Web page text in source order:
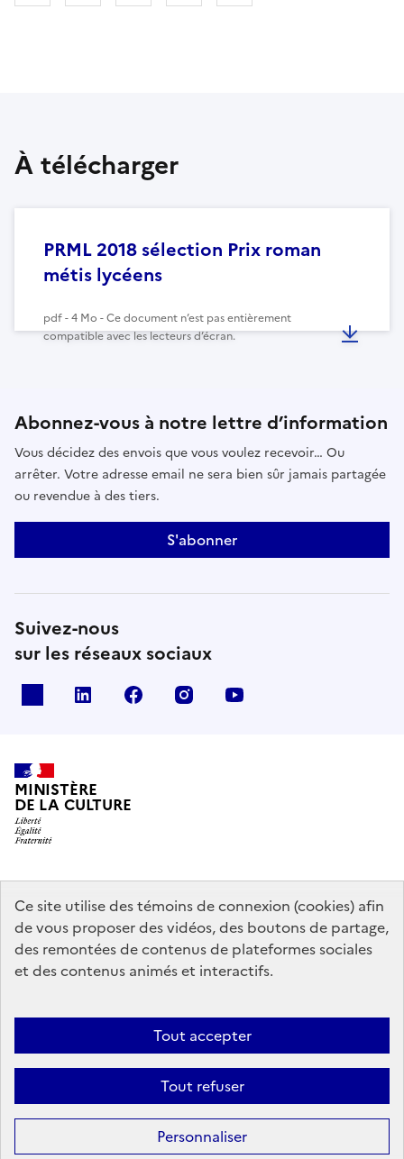
Ce site utilise des témoins de connexion (cookies) afin
de vous proposer des vidéos, des boutons de partage,
des remontées de contenus de plateformes sociales
et des contenus animés et interactifs.
Tout accepter
Tout refuser
Personnaliser
À télécharger
PRML 2018 sélection Prix roman
métis lycéens
pdf - 4 Mo - Ce document n’est pas entièrement
compatible avec les lecteurs d’écran.
Abonnez-vous à notre lettre d’information
Vous décidez des envois que vous voulez recevoir… Ou
arrêter. Votre adresse email ne sera bien sûr jamais partagée
ou revendue à des tiers.
S'abonner
Suivez-nous
sur les réseaux sociaux
linkedin facebook instagram
MINISTÈRE
DE LA CULTURE
data.gouv.fr legifrance.gouv.fr
info.gouv.fr
service-public.gouv.fr
Mentions légales Accessibilité : partiellement conforme
Politique
d’utilisation des témoins de connexion (cookies)
Plan du site
Sauf mention contraire, tous les contenus de ce site sont sous